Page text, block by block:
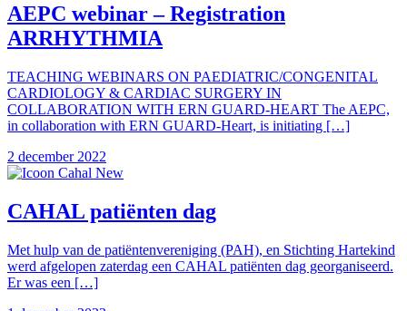
AEPC webinar – Registration
ARRHYTHMIA
TEACHING WEBINARS ON PAEDIATRIC/CONGENITAL
CARDIOLOGY & CARDIAC SURGERY IN
COLLABORATION WITH ERN GUARD-HEART The AEPC,
in collaboration with ERN GUARD-Heart, is initiating […]
2 december 2022
CAHAL patiënten dag
Met hulp van de patiëntenvereniging (PAH), en Stichting Hartekind
werd afgelopen zaterdag een CAHAL patiënten dag georganiseerd.
Er was een […]